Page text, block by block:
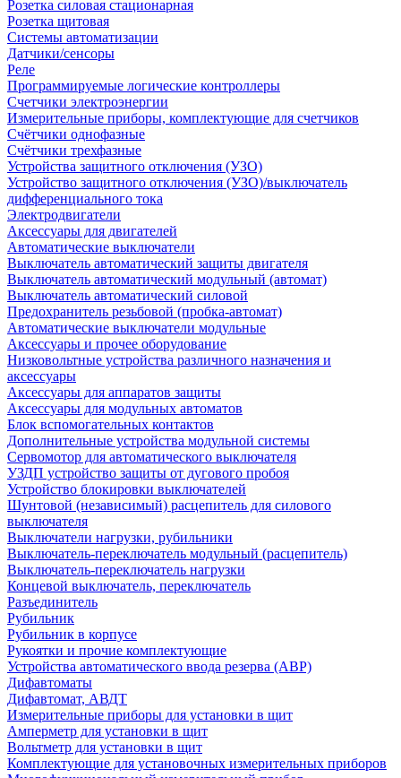
Розетка силовая стационарная
Розетка щитовая
Системы автоматизации
Датчики/сенсоры
Реле
Программируемые логические контроллеры
Счетчики электроэнергии
Измерительные приборы, комплектующие для счетчиков
Счётчики однофазные
Счётчики трехфазные
Устройства защитного отключения (УЗО)
Устройство защитного отключения (УЗО)/выключатель
дифференциального тока
Электродвигатели
Аксессуары для двигателей
Автоматические выключатели
Выключатель автоматический защиты двигателя
Выключатель автоматический модульный (автомат)
Выключатель автоматический силовой
Предохранитель резьбовой (пробка-автомат)
Автоматические выключатели модульные
Аксессуары и прочее оборудование
Низковольтные устройства различного назначения и
аксессуары
Аксессуары для аппаратов защиты
Аксессуары для модульных автоматов
Блок вспомогательных контактов
Дополнительные устройства модульной системы
Сервомотор для автоматического выключателя
УЗДП устройство защиты от дугового пробоя
Устройство блокировки выключателей
Шунтовой (независимый) расцепитель для силового
выключателя
Выключатели нагрузки, рубильники
Выключатель-переключатель модульный (расцепитель)
Выключатель-переключатель нагрузки
Концевой выключатель, переключатель
Разъединитель
Рубильник
Рубильник в корпусе
Рукоятки и прочие комплектующие
Устройства автоматического ввода резерва (АВР)
Дифавтоматы
Дифавтомат, АВДТ
Измерительные приборы для установки в щит
Амперметр для установки в щит
Вольтметр для установки в щит
Комплектующие для установочных измерительных приборов